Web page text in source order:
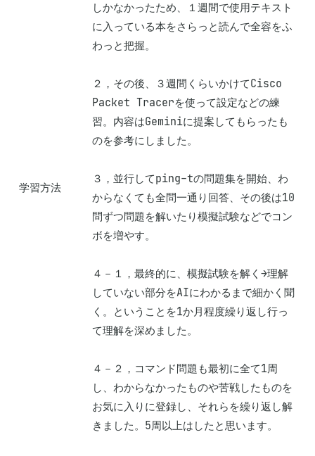
学習方法
しかなかったため、１週間で使用テキスト
に入っている本をさらっと読んで全容をふ
わっと把握。
２，その後、３週間くらいかけてCisco
Packet Tracerを使って設定などの練
習。内容はGeminiに提案してもらったも
のを参考にしました。
３，並行してping-tの問題集を開始、わ
からなくても全問一通り回答、その後は10
問ずつ問題を解いたり模擬試験などでコン
ボを増やす。
４－１，最終的に、模擬試験を解く→理解
していない部分をAIにわかるまで細かく聞
く。ということを1か月程度繰り返し行っ
て理解を深めました。
４－２，コマンド問題も最初に全て1周
し、わからなかったものや苦戦したものを
お気に入りに登録し、それらを繰り返し解
きました。5周以上はしたと思います。